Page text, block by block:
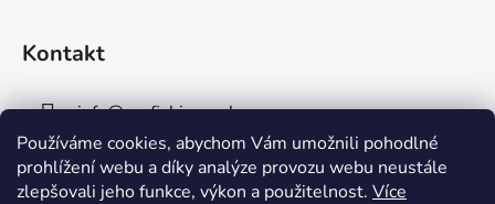
Používáme cookies, abychom Vám umožnili pohodlné
prohlížení webu a díky analýze provozu webu neustále
zlepšovali jeho funkce, výkon a použitelnost. Více
Kontakt
info@aaafishingpraha.cz
778 011 878